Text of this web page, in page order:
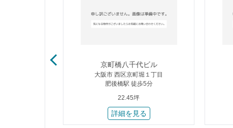
京町橋八千代ビル
大阪市 西区京町堀１丁目
肥後橋駅 徒歩5分
22.45坪
詳細を見る